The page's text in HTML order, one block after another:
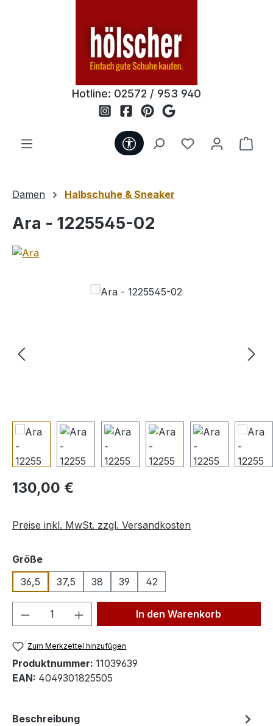
Hotline: 02572 / 953 940
Werkzeugleiste anzeigen
Du hast 0
Damen Halbschuhe & Sneaker
Ara - 1225545-02
Bildergalerie überspringen
Regulärer Preis:
130,00 €
Preise inkl. MwSt. zzgl. Versandkosten
Größeauswählen
36,5
37,5 38 39 42
Produkt Anzahl: Gib denIn den Warenkorb
Zum Merkzettel hinzufügen
Produktnummer: 11039639
EAN: 4049301825505
Beschreibung